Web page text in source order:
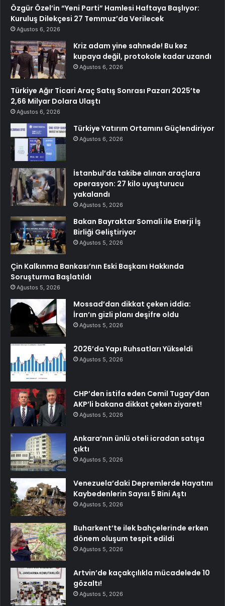
Özgür Özel’in “Yeni Parti” Hamlesi Haftaya Başlıyor:
Kuruluş Dilekçesi 27 Temmuz’da Verilecek
Ağustos 6, 2026
Kriz adam yine sahnede! Bu kez
kupaya değil, protokole kadar uzandı
Ağustos 6, 2026
Türkiye Ağır Ticari Araç Satış Sonrası Pazarı 2025’te
2,66 Milyar Dolara Ulaştı
Ağustos 6, 2026
Türkiye Yatırım Ortamını Güçlendiriyor
Ağustos 6, 2026
İstanbul’da takibe alınan araçlara
operasyon: 27 kilo uyuşturucu
yakalandı
Ağustos 5, 2026
Bakan Bayraktar Somali ile Enerji İş
Birliği Geliştiriyor
Ağustos 5, 2026
Çin Kalkınma Bankası’nın Eski Başkanı Hakkında
Soruşturma Başlatıldı
Ağustos 5, 2026
Mossad’dan dikkat çeken iddia:
İran’ın gizli planı deşifre oldu
Ağustos 5, 2026
2026’da Yapı Ruhsatları Yükseldi
Ağustos 5, 2026
CHP’den istifa eden Cemil Tugay’dan
AKP’li bakana dikkat çeken ziyaret!
Ağustos 5, 2026
Ankara’nın ünlü oteli icradan satışa
çıktı
Ağustos 5, 2026
Venezuela’daki Depremlerde Hayatını
Kaybedenlerin Sayısı 5 Bini Aştı
Ağustos 5, 2026
Buharkent’te ilek bahçelerinde erken
dönem oluşum tespit edildi
Ağustos 5, 2026
Artvin’de kaçakçılıkla mücadelede 10
gözaltı!
Ağustos 5, 2026